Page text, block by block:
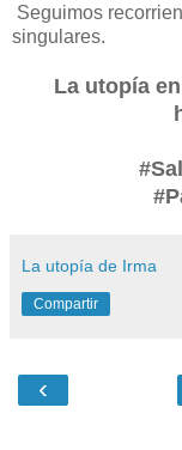
Seguimos
singulares.
La utopía
La utopía de Irma
Compartir
‹